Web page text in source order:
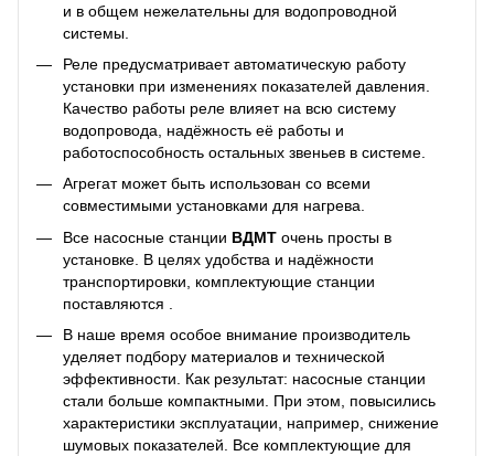
и в общем нежелательны для водопроводной
системы.
Реле предусматривает автоматическую работу
установки при изменениях показателей давления.
Качество работы реле влияет на всю систему
водопровода, надёжность её работы и
работоспособность остальных звеньев в системе.
Агрегат может быть использован со всеми
совместимыми установками для нагрева.
Все насосные станции ВДМТ очень просты в
установке. В целях удобства и надёжности
транспортировки, комплектующие станции
поставляются .
В наше время особое внимание производитель
уделяет подбору материалов и технической
эффективности. Как результат: насосные станции
стали больше компактными. При этом, повысились
характеристики эксплуатации, например, снижение
шумовых показателей. Все комплектующие для